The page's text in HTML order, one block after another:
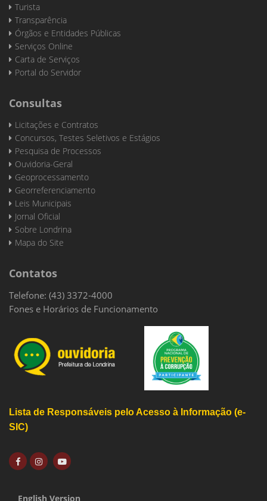
Turista
Transparência
Órgãos e Entidades Públicas
Serviços Online
Carta de Serviços
Portal do Servidor
Consultas
Licitações e Contratos
Concursos, Testes Seletivos e Estágios
Pesquisa de Processos
Ouvidoria-Geral
Geoprocessamento
Georreferenciamento
Leis Municipais
Jornal Oficial
Sobre Londrina
Mapa do Site
Contatos
Telefone: (43) 3372-4000
Fones e Horários de Funcionamento
Lista de Responsáveis pelo Acesso à Informação (e-
SIC)
English Version